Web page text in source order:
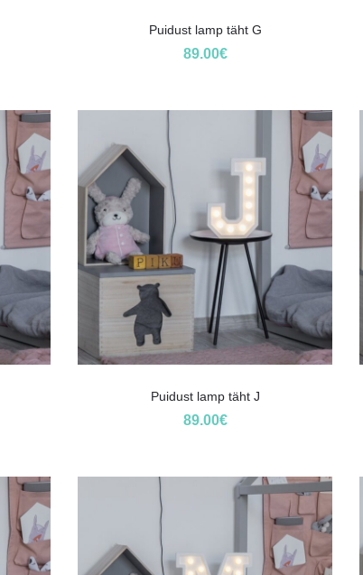
Puidust lamp täht G
89.00€
Puidust lamp täht J
89.00€